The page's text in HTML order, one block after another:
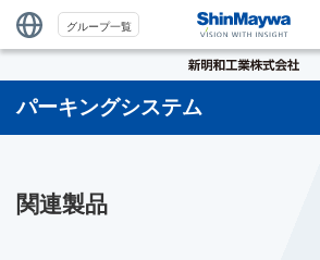
グループ一覧
パーキングシステム
関連製品